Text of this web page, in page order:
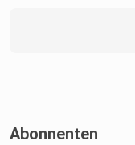
Abonnenten